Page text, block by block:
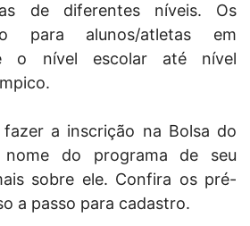
de diferentes níveis. Os
para alunos/atletas em
o nível escolar até nível
a inscrição na Bolsa do
do programa de seu
sobre ele. Confira os pré-
a passo para cadastro.